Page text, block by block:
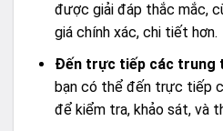
được giải đáp thắc mắc,
giá chính xác, chi tiết hơn.
Đến trực tiếp các trung
bạn có thể đến trực tiếp
để kiểm tra, khảo sát, và